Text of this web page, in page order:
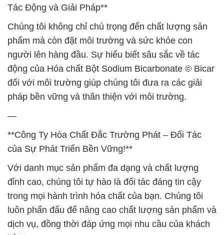
Tác Động và Giải Pháp**
Chúng tôi không chỉ chú trọng đến chất lượng sản
phẩm mà còn đặt môi trường và sức khỏe con
người lên hàng đầu. Sự hiểu biết sâu sắc về tác
động của Hóa chất Bột Sodium Bicarbonate © Bicar
đối với môi trường giúp chúng tôi đưa ra các giải
pháp bền vững và thân thiện với môi trường.
—
**Công Ty Hóa Chất Đắc Trường Phát – Đối Tác
của Sự Phát Triển Bền Vững!**
Với danh mục sản phẩm đa dạng và chất lượng
đỉnh cao, chúng tôi tự hào là đối tác đáng tin cậy
trong mọi hành trình hóa chất của bạn. Chúng tôi
luôn phấn đấu để nâng cao chất lượng sản phẩm và
dịch vụ, đồng thời đáp ứng mọi nhu cầu của khách